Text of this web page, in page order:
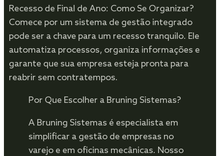
Recesso de Final de Ano: Como Se Organizar?
Comece por um sistema de gestão integrado
pode ser a chave para um recesso tranquilo. Ele
automatiza processos, organiza informações e
garante que sua empresa esteja pronta para
reabrir sem contratempos.
Por Que Escolher a Bruning Sistemas?
A Bruning Sistemas é especialista em
simplificar a gestão de empresas no
varejo e em oficinas mecânicas. Nosso